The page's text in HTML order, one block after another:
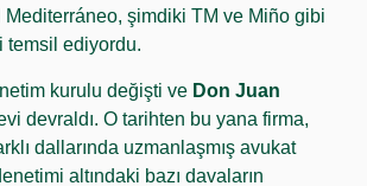
Mediterráneo, şimdiki TM ve Miño gibi
temsil ediyordu.
kurulu değişti ve Don Juan
devraldı. O tarihten bu yana firma,
dallarında uzmanlaşmış avukat
altındaki bazı davaların